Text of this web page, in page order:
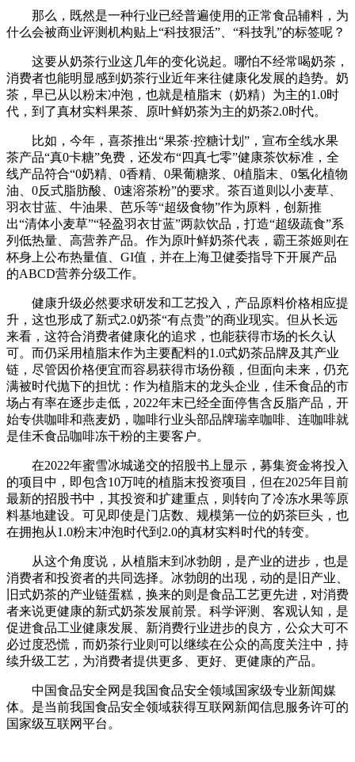
那么，既然是一种行业已经普遍使用的正常食品辅料，为
什么会被商业评测机构贴上“科技狠活”、“科技乳”的标签呢？
这要从奶茶行业这几年的变化说起。哪怕不经常喝奶茶，
消费者也能明显感到奶茶行业近年来往健康化发展的趋势。奶
茶，早已从以粉末冲泡，也就是植脂末（奶精）为主的1.0时
代，到了真材实料果茶、原叶鲜奶茶为主的奶茶2.0时代。
比如，今年，喜茶推出“果茶·控糖计划”，宣布全线水果
茶产品“真0卡糖”免费，还发布“四真七零”健康茶饮标准，全
线产品符合“0奶精、0香精、0果葡糖浆、0植脂末、0氢化植物
油、0反式脂肪酸、0速溶茶粉”的要求。茶百道则以小麦草、
羽衣甘蓝、牛油果、芭乐等“超级食物”作为原料，创新推
出“清体小麦草”“轻盈羽衣甘蓝”两款饮品，打造“超级蔬食”系
列低热量、高营养产品。作为原叶鲜奶茶代表，霸王茶姬则在
杯身上公布热量值、GI值，并在上海卫健委指导下开展产品
的ABCD营养分级工作。
健康升级必然要求研发和工艺投入，产品原料价格相应提
升，这也形成了新式2.0奶茶“有点贵”的商业现实。但从长远
来看，这符合消费者健康化的追求，也能获得市场的长久认
可。而仍采用植脂末作为主要配料的1.0式奶茶品牌及其产业
链，尽管因价格便宜而容易获得市场份额，但面向未来，仍充
满被时代抛下的担忧：作为植脂末的龙头企业，佳禾食品的市
场占有率在逐步走低，2022年末已经全面停售含反脂产品，开
始专供咖啡和燕麦奶，咖啡行业头部品牌瑞幸咖啡、连咖啡就
是佳禾食品咖啡冻干粉的主要客户。
在2022年蜜雪冰城递交的招股书上显示，募集资金将投入
的项目中，即包含10万吨的植脂末投资项目，但在2025年目前
最新的招股书中，其投资和扩建重点，则转向了冷冻水果等原
料基地建设。可见即使是门店数、规模第一位的奶茶巨头，也
在拥抱从1.0粉末冲泡时代到2.0的真材实料时代的转变。
从这个角度说，从植脂末到冰勃朗，是产业的进步，也是
消费者和投资者的共同选择。冰勃朗的出现，动的是旧产业、
旧式奶茶的产业链蛋糕，换来的则是食品工艺更先进，对消费
者来说更健康的新式奶茶发展前景。科学评测、客观认知，是
促进食品工业健康发展、新消费行业进步的良方，公众大可不
必过度恐慌，而奶茶行业则可以继续在公众的高度关注中，持
续升级工艺，为消费者提供更多、更好、更健康的产品。
中国食品安全网是我国食品安全领域国家级专业新闻媒
体。是当前我国食品安全领域获得互联网新闻信息服务许可的
国家级互联网平台。